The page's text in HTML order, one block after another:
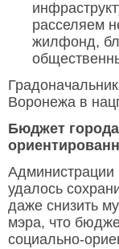
расселяем
жилфонд,
Воронежа в
Бюджет
Администрации
удалось
даже снизить
мэра, что
социально-